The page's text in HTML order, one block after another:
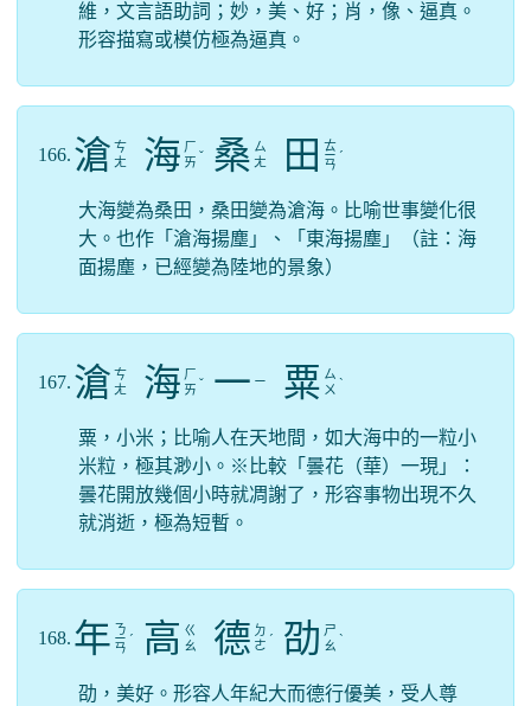
維，文言語助詞；妙，美、好；肖，像、逼真。
形容描寫或模仿極為逼真。
166. 滄 ㄘ
ㄤ
海 ㄏ
ㄞ ˇ 桑 ㄙ
ㄤ
田 ㄊ
ㄧ
ㄢ
ˊ
大海變為桑田，桑田變為滄海。比喻世事變化很
大。也作「滄海揚塵」、「東海揚塵」（註：海
面揚塵，已經變為陸地的景象）
167. 滄 ㄘ
ㄤ
海 ㄏ
ㄞ ˇ 一 ㄧ 粟 ㄙ
ㄨ ˋ
粟，小米；比喻人在天地間，如大海中的一粒小
米粒，極其渺小。※比較「曇花（華）一現」：
曇花開放幾個小時就凋謝了，形容事物出現不久
就消逝，極為短暫。
168. 年 ㄋ
ㄧ
ㄢ
ˊ 高 ㄍ
ㄠ
德 ㄉ
ㄜ ˊ 劭 ㄕ
ㄠ ˋ
劭，美好。形容人年紀大而德行優美，受人尊